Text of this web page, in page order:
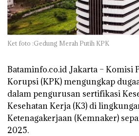
Ket foto :Gedung Merah Putih KPK
Bataminfo.co.id ,Jakarta – Komisi
Korupsi (KPK) mengungkap
dalam pengurusan sertifikasi
Kesehatan Kerja (K3) di
Ketenagakerjaan (Kemnaker)
2025.